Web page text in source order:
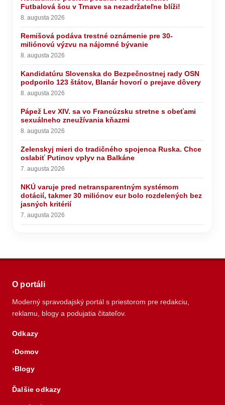
Futbalová šou v Trnave sa nezadržateľne blíži!
8. augusta 2026
Remišová podáva trestné oznámenie pre 30-
miliónovú výzvu na nájomné bývanie
8. augusta 2026
Kandidatúru Slovenska do Bezpečnostnej rady OSN
podporilo 123 štátov, Blanár hovorí o prejave dôvery
8. augusta 2026
Pápež Lev XIV. sa vo Francúzsku stretne s obeťami
sexuálneho zneužívania kňazmi
8. augusta 2026
Zelenskyj mieri do tradičného spojenca Ruska. Chce
oslabiť Putinov vplyv na Balkáne
7. augusta 2026
NKÚ varuje pred netransparentným systémom
dotácií, takmer 30 miliónov eur bolo rozdelených bez
jasných kritérií
7. augusta 2026
O portáli
Moderný spravodajský portál s priestorom pre redakciu,
reklamu, blogy a podujatia čitateľov.
Odkazy
Domov
Blogy
Ďalšie odkazy